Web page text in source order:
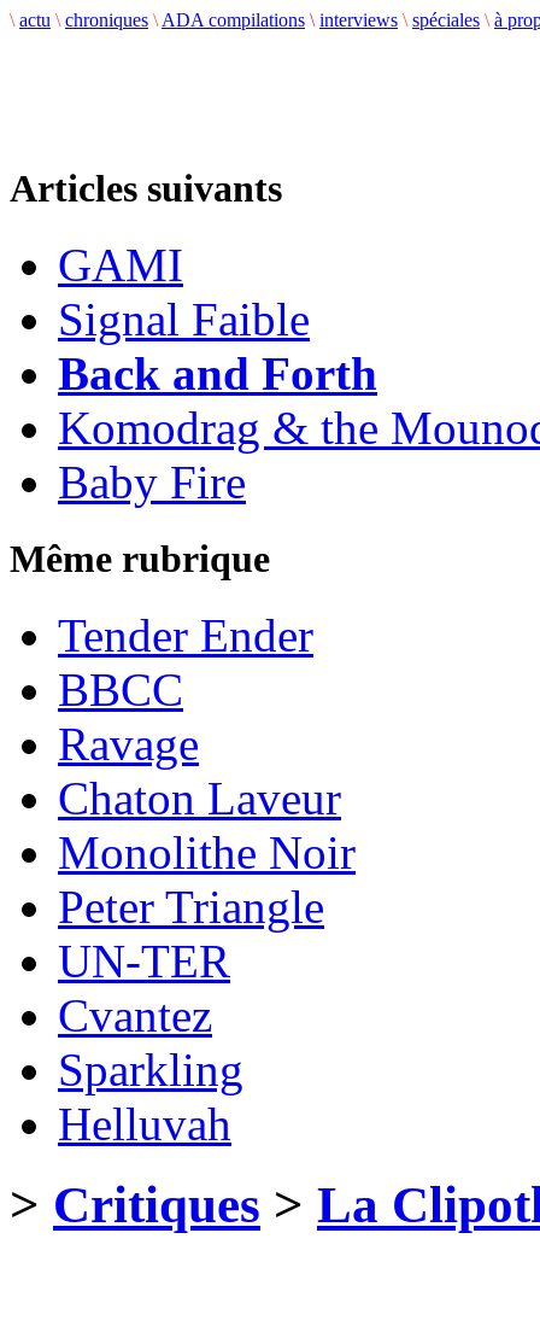
\ actu \ chroniques \ ADA compilations \ interviews \ spéciales \ à
Articles suivants
GAMI
Signal Faible
Back and Forth
Komodrag & the
Baby Fire
Même rubrique
Tender Ender
BBCC
Ravage
Chaton Laveur
Monolithe Noir
Peter Triangle
UN-TER
Cvantez
Sparkling
Helluvah
> Critiques > La